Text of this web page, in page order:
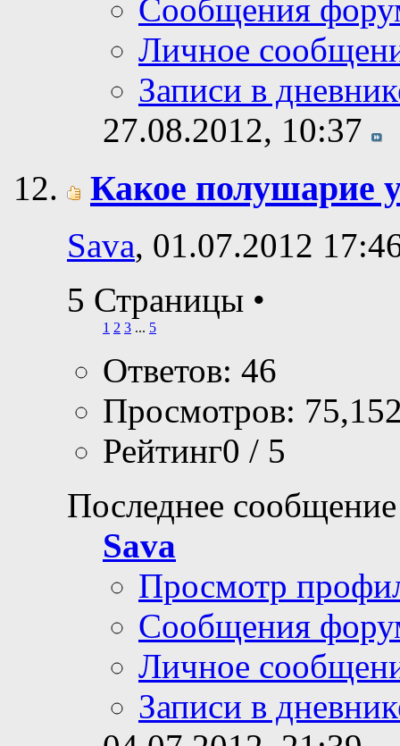
Сообщения
Личное
Записи в
27.08.2012, 10:37
Какое полушарие
Sava, 01.07.2012
5 Страницы •
1 2 3 ... 5
Ответов: 46
Просмотров:
Рейтинг0 / 5
Последнее
Sava
Просмотр
Сообщения
Личное
Записи в